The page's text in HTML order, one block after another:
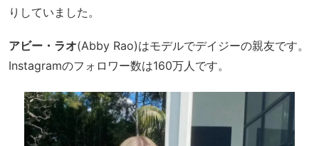
りしていました。
アビー・ラオ(Abby Rao)はモデルでデイジーの親友です。
Instagramのフォロワー数は160万人です。